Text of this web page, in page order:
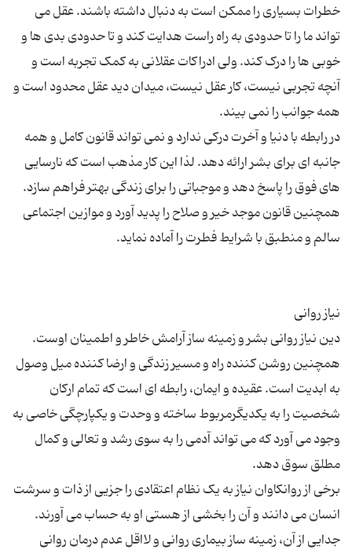
خطرات بسیاری را ممکن است به دنبال داشته باشند. عقل می
تواند ما را تا حدودی به راه راست هدایت کند و تا حدودی بدی ها و
خوبی ها را درک کند. ولی ادراکات عقلانی به کمک تجربه است و
آنچه تجربی نیست، کار عقل نیست، میدان دید عقل محدود است و
در رابطه با دنیا و آخرت درکی ندارد و نمی تواند قانون کامل و همه
جانبه ای برای بشر ارائه دهد. لذا این کار مذهب است که نارسایی
های فوق را پاسخ دهد و موجباتی را برای زندگی بهتر فراهم سازد.
همچنین قانون موجد خیر و صلاح را پدید آورد و موازین اجتماعی
دین نیاز روانی بشر و زمینه ساز آرامش خاطر و اطمینان اوست.
همچنین روشن کننده راه و مسیر زندگی و ارضا کننده میل وصول
به ابدیت است. عقیده و ایمان، رابطه ای است که تمام ارکان
شخصیت را به یکدیگرمربوط ساخته و وحدت و یکپارچگی خاصی به
وجود می آورد که می تواند آدمی را به سوی رشد و تعالی و کمال
برخی از روانکاوان نیاز به یک نظام اعتقادی را جزیی از ذات و سرشت
انسان می دانند و آن را بخشی از هستی او به حساب می آورند.
جدایی از آن، زمینه ساز بیماری روانی و لااقل عدم درمان روانی